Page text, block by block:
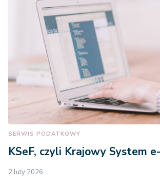
SERWIS PODATKOWY
KSeF, czyli Krajowy System
2 luty 2026